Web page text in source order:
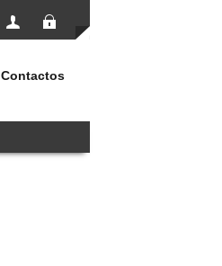
Contactos